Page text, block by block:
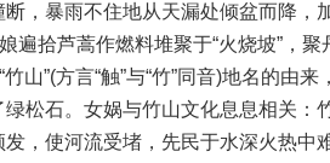
，暴雨不住地从天漏处倾盆而降
遍拾芦蒿作燃料堆聚于“火烧坡”，聚
山”(方言“触”与“竹”同音)地名的由
松石。女娲与竹山文化息息相关
，使河流受堵，先民于水深火热